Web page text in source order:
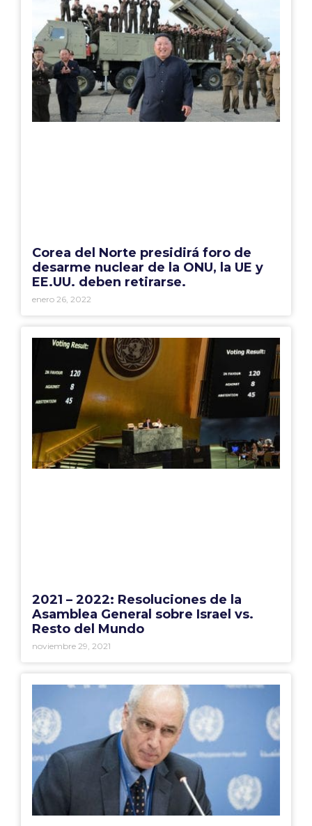
Corea del Norte presidirá foro de
desarme nuclear de la ONU, la UE y
EE.UU. deben retirarse.
enero 26, 2022
2021 – 2022: Resoluciones de la
Asamblea General sobre Israel vs.
Resto del Mundo
noviembre 29, 2021